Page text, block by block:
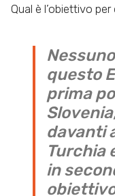
Qual è l’obiettivo
questo
prima
davanti
Turchia
in